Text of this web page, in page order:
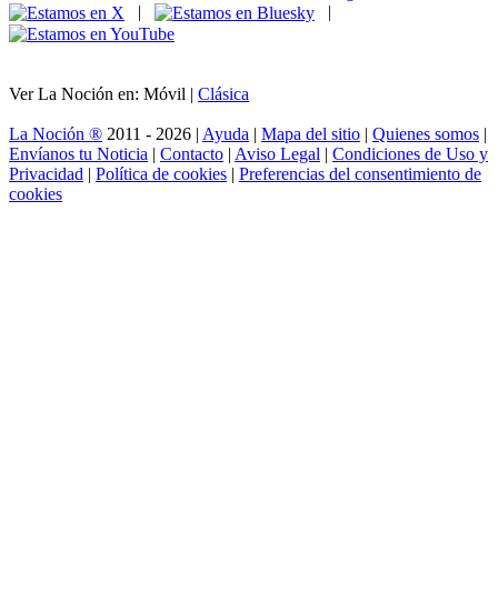
|
|
Ver La Noción en: Móvil | Clásica
La Noción ® 2011 - 2026 | Ayuda | Mapa del sitio | Quienes somos |
Envíanos tu Noticia | Contacto | Aviso Legal | Condiciones de Uso y
Privacidad | Política de cookies | Preferencias del consentimiento de
cookies